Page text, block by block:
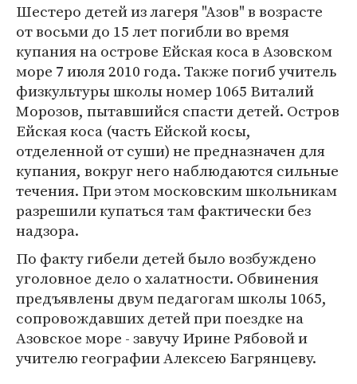
Шестеро детей из лагеря "Азов" в возрасте
от восьми до 15 лет погибли во время
купания на острове Ейская коса в Азовском
море 7 июля 2010 года. Также погиб учитель
физкультуры школы номер 1065 Виталий
Морозов, пытавшийся спасти детей. Остров
Ейская коса (часть Ейской косы,
отделенной от суши) не предназначен для
купания, вокруг него наблюдаются сильные
течения. При этом московским школьникам
разрешили купаться там фактически без
надзора.
По факту гибели детей было возбуждено
уголовное дело о халатности. Обвинения
предъявлены двум педагогам школы 1065,
сопровождавших детей при поездке на
Азовское море - завучу Ирине Рябовой и
учителю географии Алексею Багрянцеву.